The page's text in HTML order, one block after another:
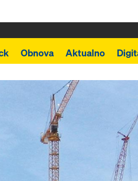
Obnova Aktualno